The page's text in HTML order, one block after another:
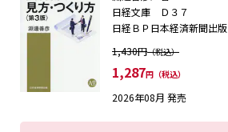
日経文庫 Ｄ３７
日経ＢＰ日本経済新聞出版
1,430円（税込）
1,287円（税込）
2026年08月 発売